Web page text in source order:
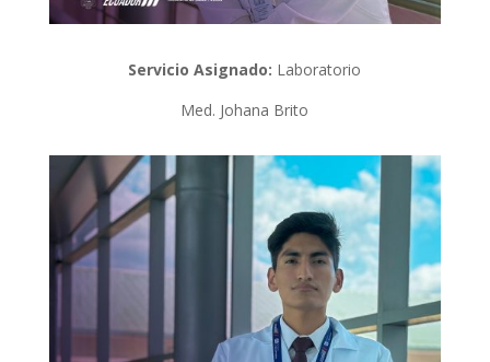
Servicio Asignado: Laboratorio
Med. Johana Brito